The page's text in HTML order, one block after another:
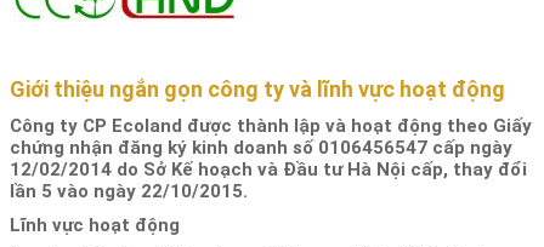
Giới thiệu ngắn gọn công ty và lĩnh vực hoạt động
Công ty CP Ecoland được thành lập và hoạt động theo Giấy
chứng nhận đăng ký kinh doanh số 0106456547 cấp ngày
12/02/2014 do Sở Kế hoạch và Đầu tư Hà Nội cấp, thay đổi
lần 5 vào ngày 22/10/2015.
Lĩnh vực hoạt động